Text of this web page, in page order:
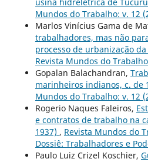
Mundos do Trabalho: v. 12
Marlos Vinícius Gama de
trabalhadores, mas não
processo de urbanização
Revista Mundos do
Gopalan Balachandran,
marinheiros indianos, c. de
Mundos do Trabalho: v. 12
Rogerio Naques Faleiros,
e contratos de trabalho na
1937) , Revista Mundos do
Dossiê: Trabalhadores e
Paulo Luiz Crizel Koschier,